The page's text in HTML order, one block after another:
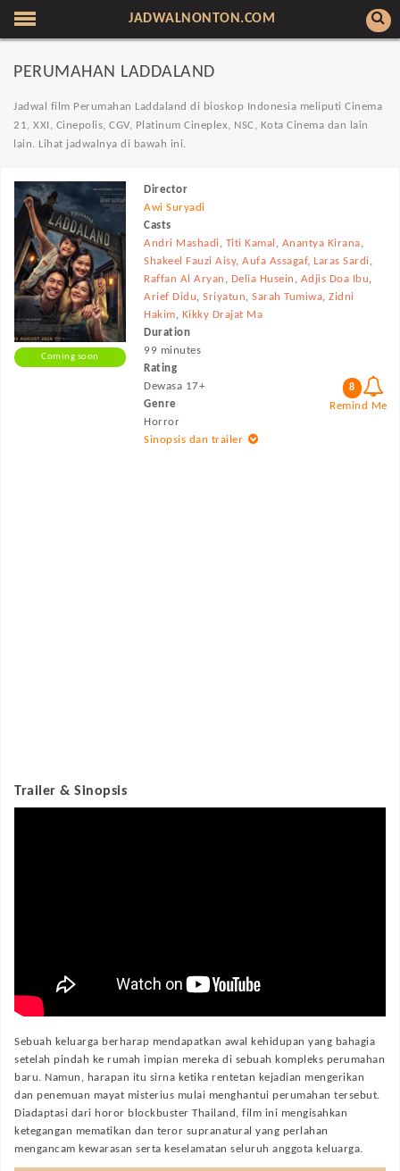
JADWALNONTON.COM
PERUMAHAN LADDALAND
Jadwal film Perumahan Laddaland di bioskop Indonesia meliputi Cinema
21, XXI, Cinepolis, CGV, Platinum Cineplex, NSC, Kota Cinema dan lain
lain. Lihat jadwalnya di bawah ini.
Coming soon
Director
Awi Suryadi
Casts
Andri Mashadi, Titi Kamal , Anantya Kirana,
Shakeel Fauzi Aisy,Aufa Assagaf, Laras Sardi,
Raffan Al Aryan , Delia Husein , Adjis Doa Ibu,
Arief Didu,Sriyatun,Sarah Tumiwa,Zidni
Hakim, Kikky Drajat Ma
Duration
99 minutes
Rating
Dewasa 17+
Genre
Horror
8
Remind Me
Sinopsis dan trailer
Trailer & Sinopsis
Sebuah keluarga berharap mendapatkan awal kehidupan yang bahagia
setelah pindah ke rumah impian mereka di sebuah kompleks perumahan
baru. Namun, harapan itu sirna ketika rentetan kejadian mengerikan
dan penemuan mayat misterius mulai menghantui perumahan tersebut.
Diadaptasi dari horor blockbuster Thailand, film ini mengisahkan
ketegangan mematikan dan teror supranatural yang perlahan
mengancam kewarasan serta keselamatan seluruh anggota keluarga.